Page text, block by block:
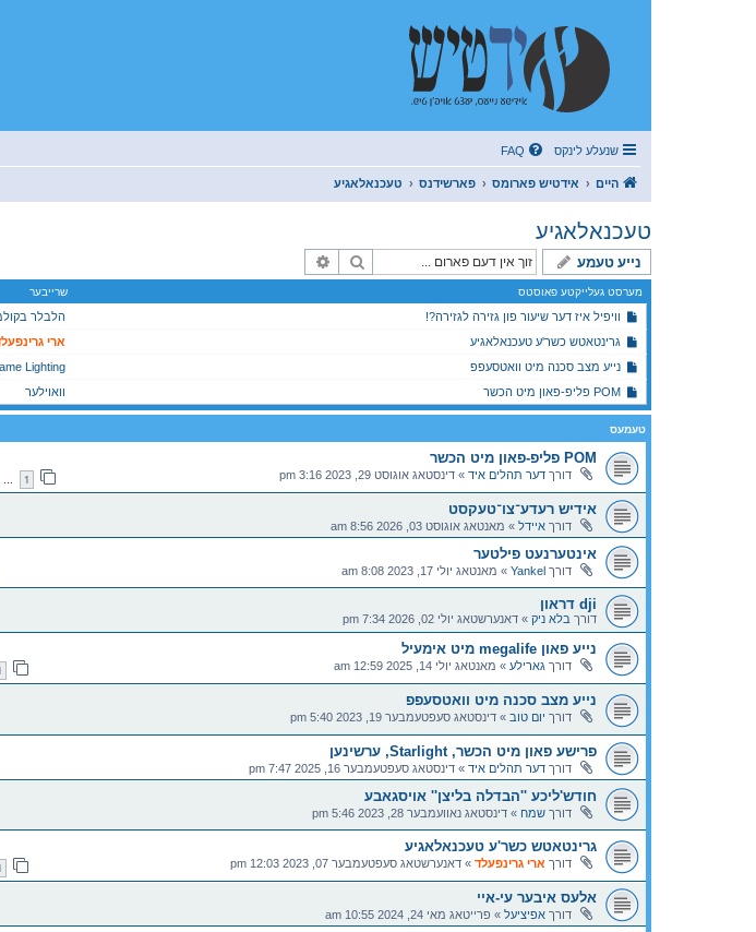
שנעלע לינקס FAQ
היים אידטיש פארומס פארשידנס טעכנאלאגיע
טעכנאלאגיע
נייע טעמע זוך
מערסט געלייקטע פאוסטס שרייבער
וויפיל איז דער שיעור פון גזירה לגזירה?! הלבלר
גרינטאטש כשר'ע טעכנאלאגיע
ארי
נייע מצב סכנה מיט וואטסעפפ
Lighting
POM פליפ-פאון מיט הכשר
וואוילער
טעמעס
POM פליפ-פאון מיט הכשר
דורך דער תהלים איד » דינסטאג אוגוסט 29, 2023 3:16 pm 1
…
אידיש רעדע־צו־טעקסט
דורך איידל » מאנטאג אוגוסט 03, 2026 8:56 am
אינטערנעט פילטער
דורך Yankel
» מאנטאג יולי 17, 2023 8:08 am
dji דראון
דורך בלא ניק » דאנערשטאג יולי 02, 2026 7:34 pm
נייע פאון megalife מיט אימעיל
דורך גארילע » מאנטאג יולי 14, 2025 12:59 am
נייע מצב סכנה מיט וואטסעפפ
דורך יום טוב » דינסטאג סעפטעמבער 19, 2023 5:40 pm
פרישע פאון מיט הכשר, Starlight, ערשינען
דורך דער תהלים איד » דינסטאג סעפטעמבער 16, 2025 7:47 pm
חודש'ליכע ''הבדלה בליצן'' אויסגאבע
דורך שמח » דינסטאג נאוועמבער 28, 2023 5:46 pm
גרינטאטש כשר'ע טעכנאלאגיע
דורך ארי גרינפעלד » דאנערשטאג סעפטעמבער 07, 2023 12:03 pm
אלעס איבער עי-איי
דורך אפיציעל » פרייטאג מאי 24, 2024 10:55 am